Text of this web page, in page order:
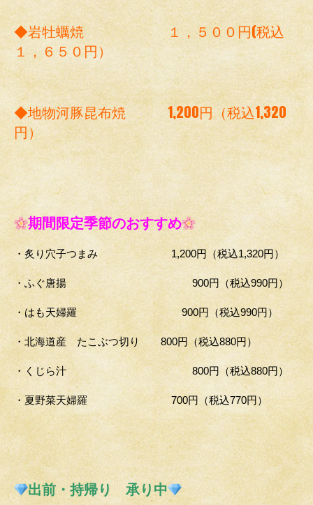
◆岩牡蠣焼 １，５００円(税込
１，６５０円）
◆地物河豚昆布焼 1,200円（税込1,320
円）
期間限定季節のおすすめ
・炙り穴子つまみ 1,200円（税込1,320円）
・ふぐ唐揚 900円（税込990円）
・はも天婦羅 900円（税込990円）
・北海道産 たこぶつ切り 800円（税込880円）
・くじら汁 800円（税込880円）
・夏野菜天婦羅 700円（税込770円）
出前・持帰り 承り中